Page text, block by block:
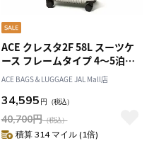
ACE クレスタ2F 58L スーツケ
ース フレームタイプ 4～5泊
05107
ACE BAGS＆LUGGAGE JAL Mall店
34,595 円 （税込）
40,700円（税込）
積算 314 マイル (1倍)